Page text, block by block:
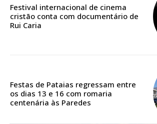
Escolha o plano
DIGITAL ANUAL
16
Festival internacional de cinema
cristão conta com documentário de
Rui Caria
Festas de Pataias regressam entre
os dias 13 e 16 com romaria
centenária às Paredes